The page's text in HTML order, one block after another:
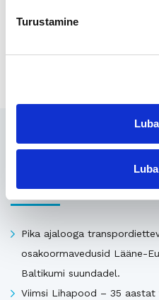
Turustamine
Jaga lehte:
Uusimad müügis olevad
Pika ajalooga
osakoormavedusid Lääne-
Baltikumi suundadel.
Viimsi Lihapood – 35